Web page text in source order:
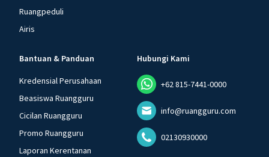
Ruangpeduli
Airis
Bantuan & Panduan
Kredensial Perusahaan
Beasiswa Ruangguru
Cicilan Ruangguru
Promo Ruangguru
Laporan Kerentanan
Hubungi Kami
+62 815-7441-0000
info@ruangguru.com
02130930000